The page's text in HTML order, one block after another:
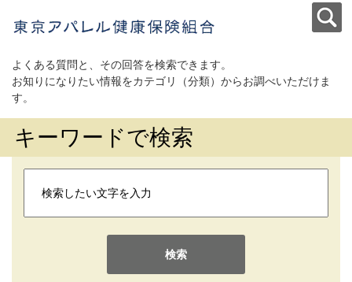
よくある質問と、その回答を検索できます。
お知りになりたい情報をカテゴリ（分類）からお調べいただけま
す。
キーワードで検索
検索